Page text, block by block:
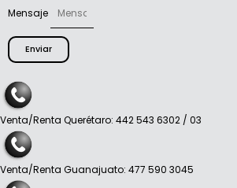
Mensaje
Enviar
Venta/Renta Querétaro: 442 543 6302 / 03
Venta/Renta Guanajuato: 477 590 3045